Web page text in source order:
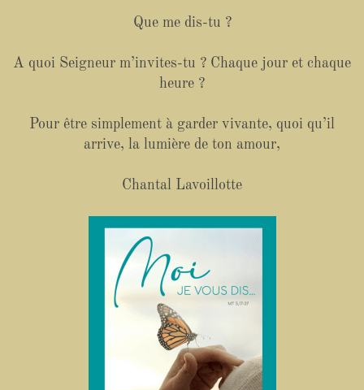
Que me dis-tu ?
A quoi Seigneur m’invites-tu ? Chaque jour et chaque
heure ?
Pour être simplement à garder vivante, quoi qu’il
arrive, la lumière de ton amour,
Chantal Lavoillotte